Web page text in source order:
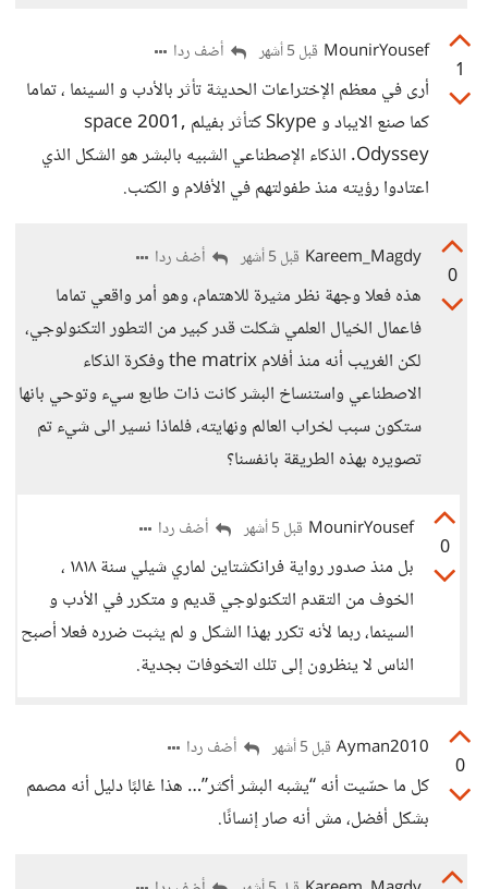
1
MounirYousef قبل 5 أشهر أضف ردا
أرى في معظم الإختراعات الحديثة تأثر بالأدب و السينما ، تماما
كما صنع الايباد و Skype كتأثر بفيلم ,2001 space
Odyssey. الذكاء الإصطناعي الشبيه بالبشر هو الشكل الذي
اعتادوا رؤيته منذ طفولتهم في الأفلام و الكتب.
0
Kareem_Magdy قبل 5 أشهر أضف ردا
هذه فعلا وجهة نظر مثيرة للاهتمام، وهو أمر واقعي تماما
فاعمال الخيال العلمي شكلت قدر كبير من التطور التكنولوجي،
لكن الغريب أنه منذ أفلام the matrix وفكرة الذكاء
الاصطناعي واستنساخ البشر كانت ذات طابع سيء وتوحي بانها
ستكون سبب لخراب العالم ونهايته، فلماذا نسير الى شيء تم
تصويره بهذه الطريقة بانفسنا؟
0
MounirYousef قبل 5 أشهر أضف ردا
بل منذ صدور رواية فرانكشتاين لماري شيلي سنة ١٨١٨ ،
الخوف من التقدم التكنولوجي قديم و متكرر في الأدب و
السينما، ربما لأنه تكرر بهذا الشكل و لم يثبت ضرره فعلا أصبح
الناس لا ينظرون إلى تلك التخوفات بجدية.
0
Ayman2010 قبل 5 أشهر أضف ردا
كل ما حسّيت أنه “يشبه البشر أكثر”… هذا غالبًا دليل أنه مصمم
بشكل أفضل، مش أنه صار إنسانًا.